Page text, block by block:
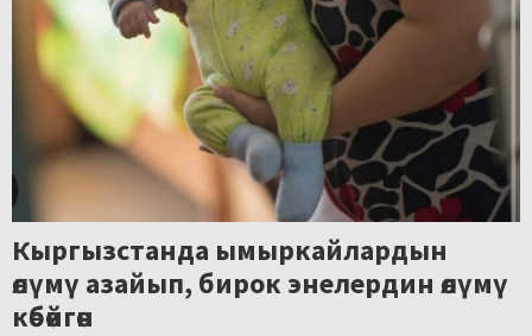
Кыргызстанда ымыркайлардын
өлүмү азайып, бирок энелердин өлүмү
көбөйгөн